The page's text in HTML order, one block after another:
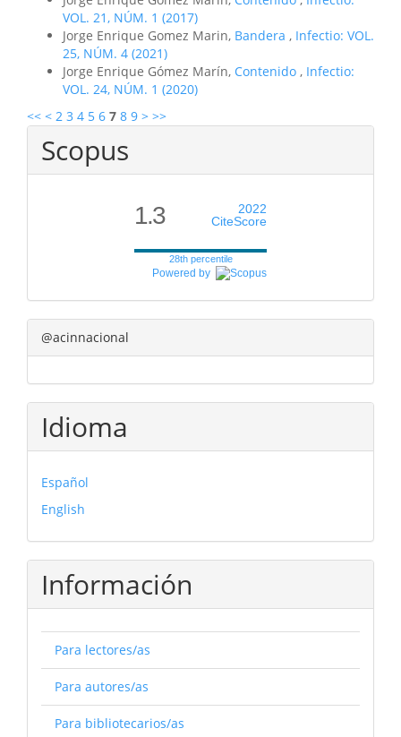
VOL. 21, NÚM. 1 (2017)
Jorge Enrique Gomez Marin, Bandera , Infectio: VOL.
25, NÚM. 4 (2021)
Jorge Enrique Gómez Marín, Contenido , Infectio:
VOL. 24, NÚM. 1 (2020)
<< < 2 3 4 5 6 7 8 9 > >>
Scopus
1.3
2022
CiteScore
28th percentile
Powered by
@acinnacional
Idioma
Español
English
Información
Para lectores/as
Para autores/as
Para bibliotecarios/as